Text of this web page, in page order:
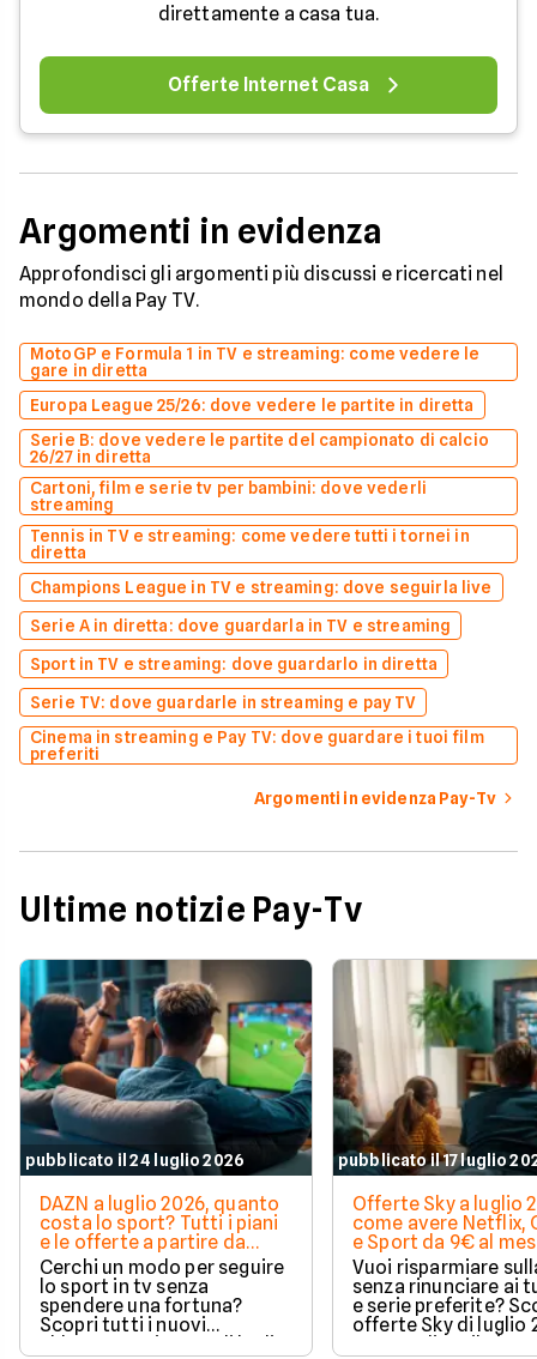
direttamente a casa tua.
Offerte Internet Casa
Argomenti in evidenza
Approfondisci gli argomenti più discussi e ricercati nel
mondo della Pay TV.
MotoGP e Formula 1 in TV e streaming: come vedere le
gare in diretta
Europa League 25/26: dove vedere le partite in diretta
Serie B: dove vedere le partite del campionato di calcio
26/27 in diretta
Cartoni, film e serie tv per bambini: dove vederli
streaming
Tennis in TV e streaming: come vedere tutti i tornei in
diretta
Champions League in TV e streaming: dove seguirla live
Serie A in diretta: dove guardarla in TV e streaming
Sport in TV e streaming: dove guardarlo in diretta
Serie TV: dove guardarle in streaming e pay TV
Cinema in streaming e Pay TV: dove guardare i tuoi film
preferiti
Argomenti in evidenza Pay-Tv
Ultime notizie Pay-Tv
pubblicato il 24 luglio 2026
DAZN a luglio 2026, quanto
costa lo sport? Tutti i piani
e le offerte a partire da
11,99€
Cerchi un modo per seguire
lo sport in tv senza
spendere una fortuna?
Scopri tutti i nuovi
abbonamenti DAZN di luglio
pubblicato il 17 luglio
Offerte Sky a luglio
come avere Netflix,
e Sport da 9€ al
Vuoi risparmiare
senza rinunciare ai
e serie preferite?
offerte Sky di luglio
per scegliere il